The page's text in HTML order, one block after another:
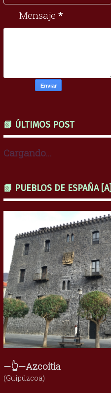
Mensaje *
📗 ÚLTIMOS POST
Cargando...
📗 PUEBLOS DE ESPAÑA [A]
—👆—Azcoitia
(Guipúzcoa)